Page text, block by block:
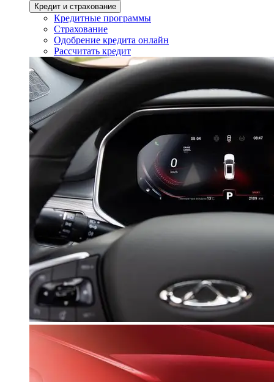
Кредит и страхование
Кредитные программы
Страхование
Одобрение кредита онлайн
Рассчитать кредит